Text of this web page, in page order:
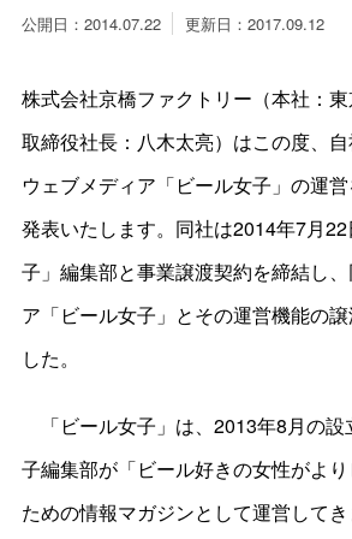
公開日：2014.07.22 更新日：2017.09.12
株式会社京橋ファクトリー（本社：
取締役社長：八木太亮）はこの度、自
ウェブメディア「ビール女子」の運
発表いたします。同社は2014年7月
子」編集部と事業譲渡契約を締結し
ア「ビール女子」とその運営機能の
した。
「ビール女子」は、2013年8月の設
子編集部が「ビール好きの女性がより
ための情報マガジンとして運営してき